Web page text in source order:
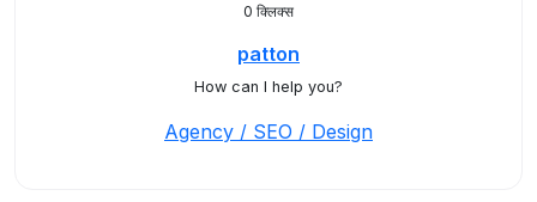
0 क्लिक्स
patton
How can I help you?
Agency / SEO / Design